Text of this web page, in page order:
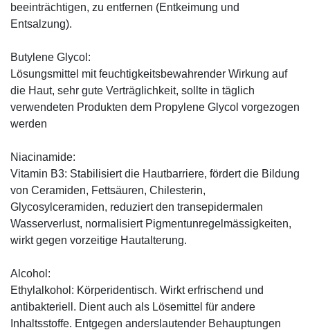
beeinträchtigen, zu entfernen (Entkeimung und
Entsalzung).
Butylene Glycol:
Lösungsmittel mit feuchtigkeitsbewahrender Wirkung auf
die Haut, sehr gute Verträglichkeit, sollte in täglich
verwendeten Produkten dem Propylene Glycol vorgezogen
werden
Niacinamide:
Vitamin B3: Stabilisiert die Hautbarriere, fördert die Bildung
von Ceramiden, Fettsäuren, Chilesterin,
Glycosylceramiden, reduziert den transepidermalen
Wasserverlust, normalisiert Pigmentunregelmässigkeiten,
wirkt gegen vorzeitige Hautalterung.
Alcohol:
Ethylalkohol: Körperidentisch. Wirkt erfrischend und
antibakteriell. Dient auch als Lösemittel für andere
Inhaltsstoffe. Entgegen anderslautender Behauptungen